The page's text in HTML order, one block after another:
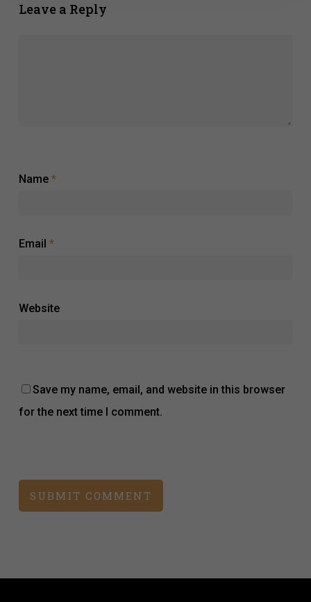
Leave a Reply
Name *
Email *
Website
Save my name, email, and website in this browser
for the next time I comment.